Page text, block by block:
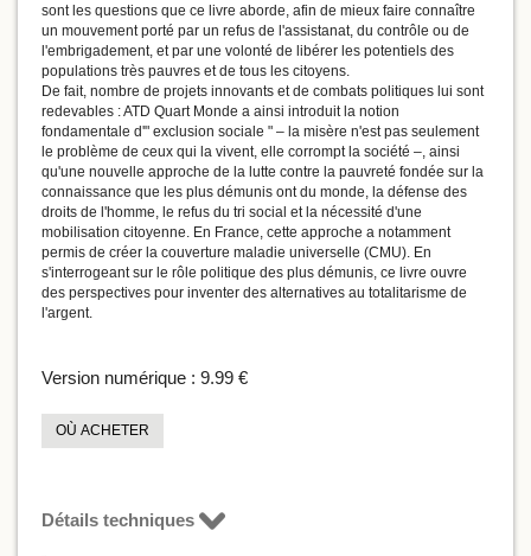
sont les questions que ce livre aborde, afin de mieux faire connaître
un mouvement porté par un refus de l'assistanat, du contrôle ou de
l'embrigadement, et par une volonté de libérer les potentiels des
populations très pauvres et de tous les citoyens.
De fait, nombre de projets innovants et de combats politiques lui sont
redevables : ATD Quart Monde a ainsi introduit la notion
fondamentale d'" exclusion sociale " – la misère n'est pas seulement
le problème de ceux qui la vivent, elle corrompt la société –, ainsi
qu'une nouvelle approche de la lutte contre la pauvreté fondée sur la
connaissance que les plus démunis ont du monde, la défense des
droits de l'homme, le refus du tri social et la nécessité d'une
mobilisation citoyenne. En France, cette approche a notamment
permis de créer la couverture maladie universelle (CMU). En
s'interrogeant sur le rôle politique des plus démunis, ce livre ouvre
des perspectives pour inventer des alternatives au totalitarisme de
l'argent.
Version numérique : 9.99 €
OÙ ACHETER
Détails techniques